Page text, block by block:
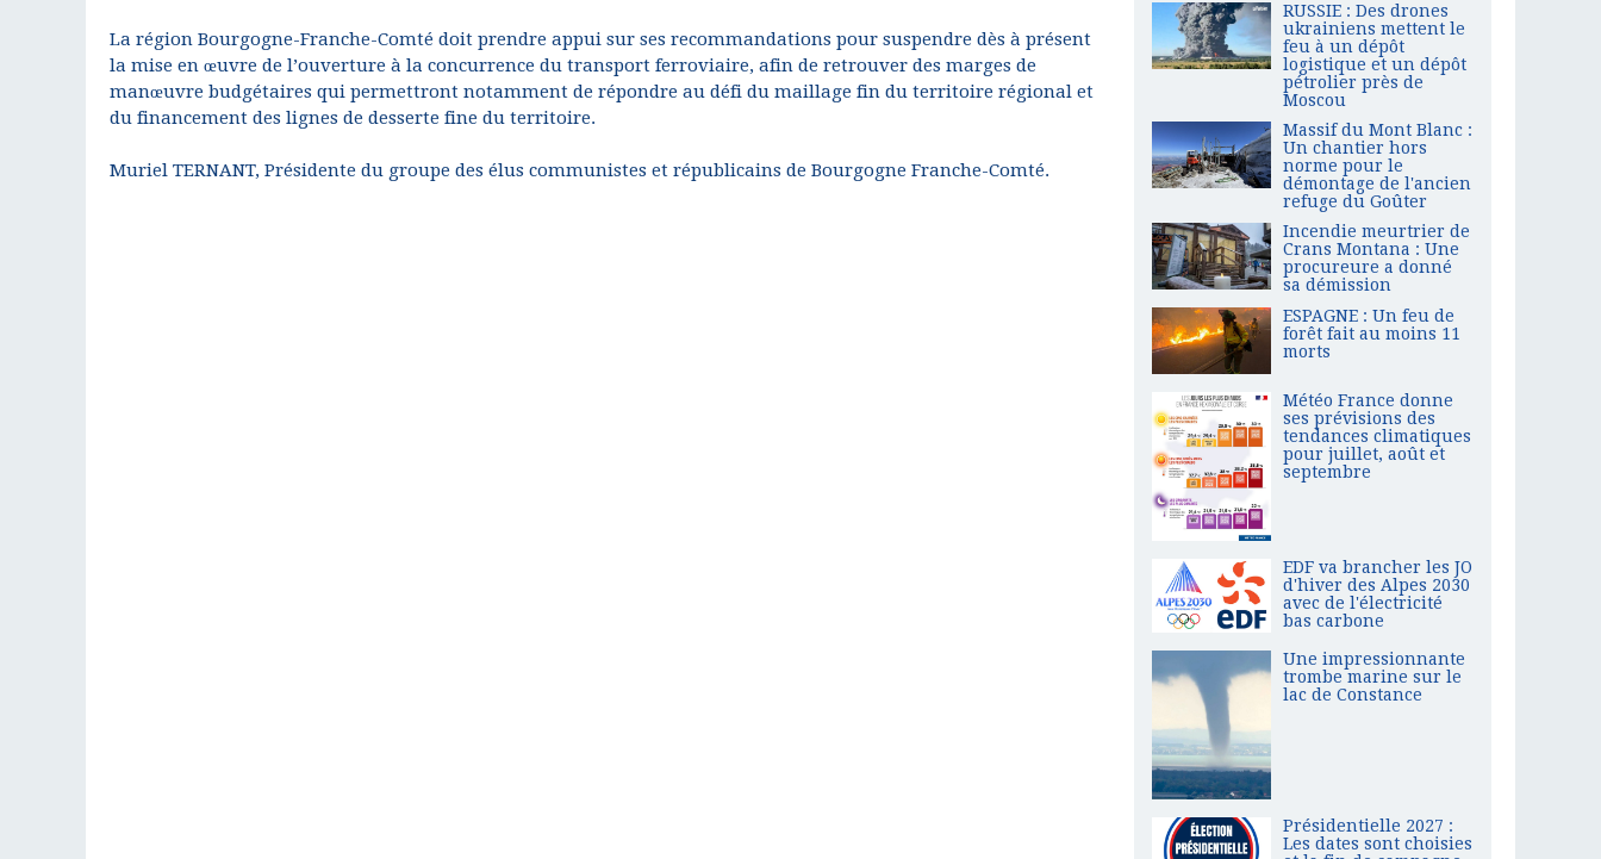
La région Bourgogne-Franche-Comté doit prendre appui sur ses recommandations pour suspendre dès à présent
la mise en œuvre de l’ouverture à la concurrence du transport ferroviaire, afin de retrouver des marges de
manœuvre budgétaires qui permettront notamment de répondre au défi du maillage fin du territoire régional et
du financement des lignes de desserte fine du territoire.
Muriel TERNANT, Présidente du groupe des élus communistes et républicains de Bourgogne Franche-Comté.
RUSSIE : Des drones
ukrainiens mettent le
feu à un dépôt
logistique et un dépôt
pétrolier près de
Moscou
Massif du Mont Blanc :
Un chantier hors
norme pour le
démontage de l'ancien
refuge du Goûter
Incendie meurtrier de
Crans Montana : Une
procureure a donné
sa démission
ESPAGNE : Un feu de
forêt fait au moins 11
morts
Météo France donne
ses prévisions des
tendances climatiques
pour juillet, août et
septembre
EDF va brancher les JO
d'hiver des Alpes 2030
avec de l'électricité
bas carbone
Une impressionnante
trombe marine sur le
lac de Constance
Présidentielle 2027 :
Les dates sont choisies